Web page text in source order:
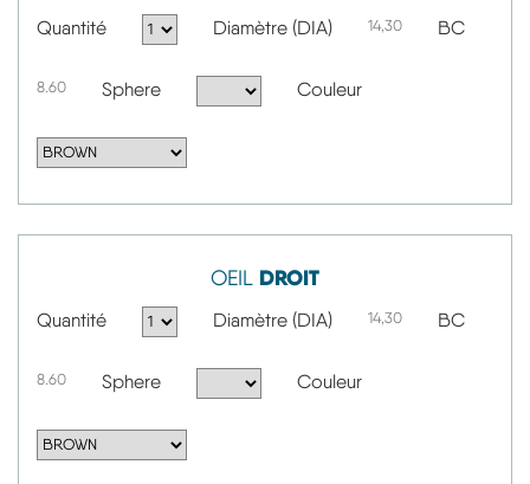
Quantité Diamètre (DIA) 14,30 BC
8.60 Sphere Couleur
OEIL DROIT
Quantité Diamètre (DIA) 14,30 BC
8.60 Sphere Couleur